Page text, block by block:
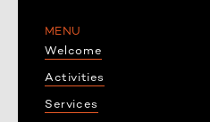
MENU
Welcome
Activities
Services